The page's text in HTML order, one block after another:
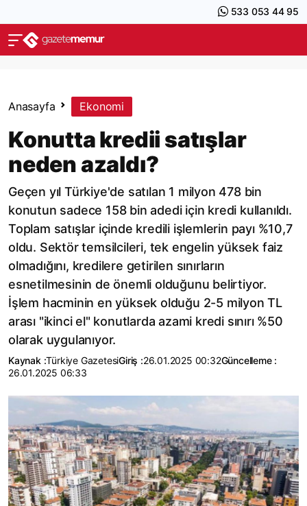
533 053 44 95
Anasayfa Ekonomi
Konutta kredii satışlar
neden azaldı?
Geçen yıl Türkiye'de satılan 1 milyon 478 bin
konutun sadece 158 bin adedi için kredi kullanıldı.
Toplam satışlar içinde kredili işlemlerin payı %10,7
oldu. Sektör temsilcileri, tek engelin yüksek faiz
olmadığını, kredilere getirilen sınırların
esnetilmesinin de önemli olduğunu belirtiyor.
İşlem hacminin en yüksek olduğu 2-5 milyon TL
arası "ikinci el" konutlarda azami kredi sınırı %50
olarak uygulanıyor.
Kaynak :Türkiye GazetesiGiriş :26.01.2025 00:32Güncelleme :
26.01.2025 06:33